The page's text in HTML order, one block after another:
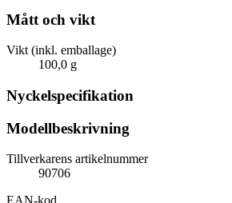
Mått och vikt
Vikt (inkl. emballage)
100,0 g
Nyckelspecifikation
Modellbeskrivning
Tillverkarens artikelnummer
90706